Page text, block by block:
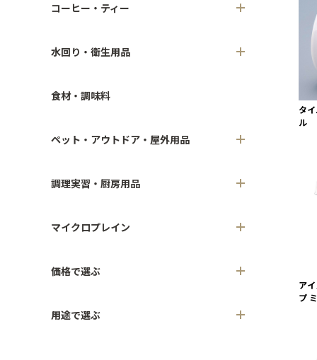
コーヒー・ティー
水回り・衛生用品
食材・調味料
ペット・アウトドア・屋外用品
調理実習・厨房用品
マイクロプレイン
価格で選ぶ
用途で選ぶ
タ
ル
ア
プ